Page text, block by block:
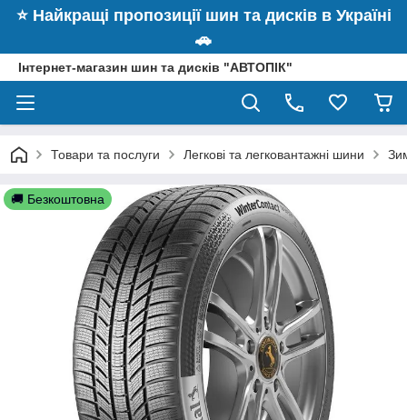
⭐️ Найкращі пропозиції шин та дисків в Україні
🚗
Інтернет-магазин шин та дисків "АВТОПІК"
Товари та послуги Легкові та легковантажні шини
🚚 Безкоштовна